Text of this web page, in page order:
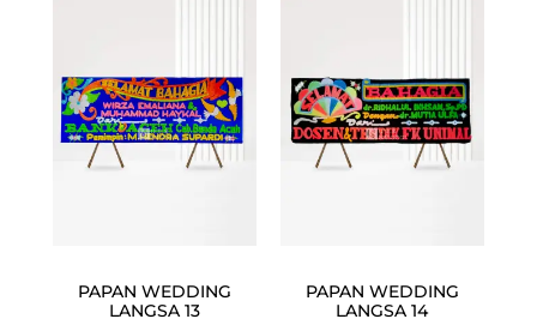
PAPAN WEDDING
LANGSA 13
PAPAN WEDDING
LANGSA 14